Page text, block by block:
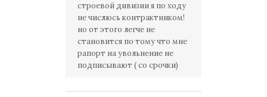
строевой дивизии я по ходу
не числюсь контрактником!
но от этого легче не
становится по тому что мне
рапорт на увольнение не
подписывают ( со срочки)